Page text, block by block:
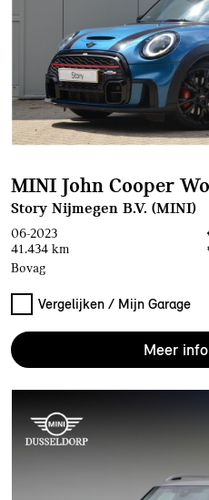
MINI John Cooper
Story Nijmegen B.V. (MINI)
06-2023
41.434 km
Bovag
Vergelijken / Mijn Garage
Meer